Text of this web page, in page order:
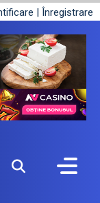
| Înregistrare